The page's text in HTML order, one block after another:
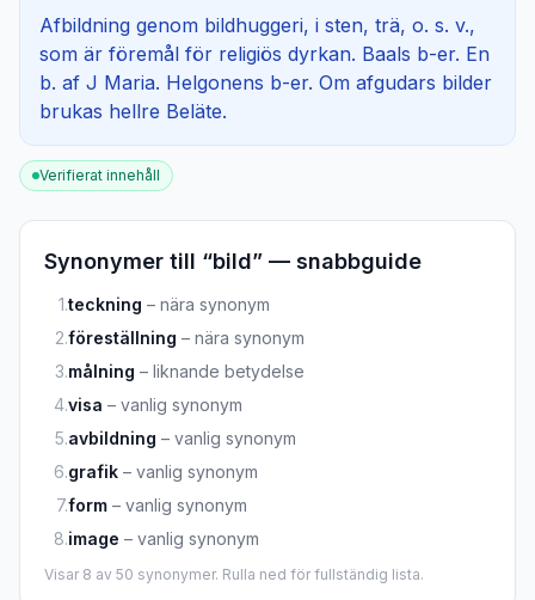
Afbildning genom bildhuggeri, i sten, trä, o. s. v.,
som är föremål för religiös dyrkan. Baals b-er. En
b. af J Maria. Helgonens b-er. Om afgudars bilder
brukas hellre Beläte.
Verifierat innehåll
Synonymer till “bild” — snabbguide
1.teckning – nära synonym
2.föreställning – nära synonym
3.målning – liknande betydelse
4.visa – vanlig synonym
5.avbildning – vanlig synonym
6.grafik – vanlig synonym
7.form – vanlig synonym
8.image – vanlig synonym
Visar 8 av 50 synonymer. Rulla ned för fullständig lista.